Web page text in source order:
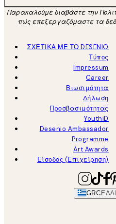
Παρακαλούμε διαβάστε την
πώς επεξεργαζόμαστε τα
ΣΧΕΤΙΚΑ ΜΕ ΤΟ DESENIO
Τύπος
Impressum
Career
Βιωσιμότητα
Δήλωση
Προσβασιμότητας
YouthiD
Desenio Ambassador
Programme
Art Awards
Είσοδος (Επιχείρηση)
GRC